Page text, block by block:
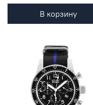
В корзину